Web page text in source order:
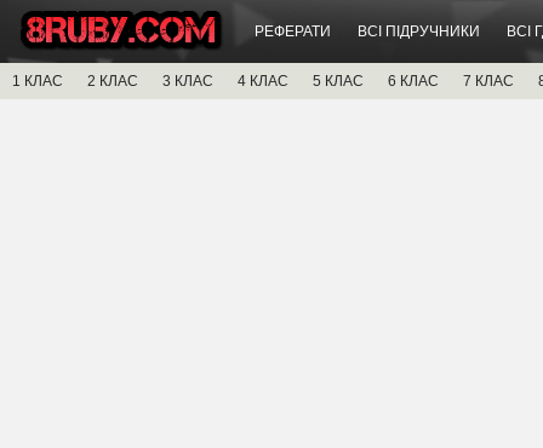
РЕФЕРАТИ ВСІ ПІДРУЧНИКИ ВСІ
1 КЛАС 2 КЛАС 3 КЛАС 4 КЛАС 5 КЛАС 6 КЛАС 7 КЛАС